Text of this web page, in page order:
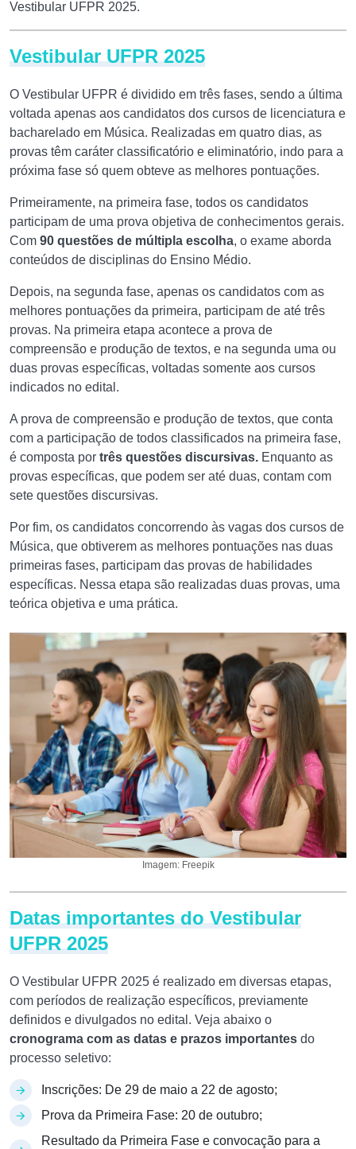
Vestibular UFPR 2025.
Vestibular UFPR 2025
O Vestibular UFPR é dividido em três fases, sendo a última
voltada apenas aos candidatos dos cursos de licenciatura e
bacharelado em Música. Realizadas em quatro dias, as
provas têm caráter classificatório e eliminatório, indo para a
próxima fase só quem obteve as melhores pontuações.
Primeiramente, na primeira fase, todos os candidatos
participam de uma prova objetiva de conhecimentos gerais.
Com 90 questões de múltipla escolha, o exame aborda
conteúdos de disciplinas do Ensino Médio.
Depois, na segunda fase, apenas os candidatos com as
melhores pontuações da primeira, participam de até três
provas. Na primeira etapa acontece a prova de
compreensão e produção de textos, e na segunda uma ou
duas provas específicas, voltadas somente aos cursos
indicados no edital.
A prova de compreensão e produção de textos, que conta
com a participação de todos classificados na primeira fase,
é composta por três questões discursivas. Enquanto as
provas específicas, que podem ser até duas, contam com
sete questões discursivas.
Por fim, os candidatos concorrendo às vagas dos cursos de
Música, que obtiverem as melhores pontuações nas duas
primeiras fases, participam das provas de habilidades
específicas. Nessa etapa são realizadas duas provas, uma
teórica objetiva e uma prática.
Imagem: Freepik
Datas importantes do Vestibular
UFPR 2025
O Vestibular UFPR 2025 é realizado em diversas etapas,
com períodos de realização específicos, previamente
definidos e divulgados no edital. Veja abaixo o
cronograma com as datas e prazos importantes do
processo seletivo:
Inscrições: De 29 de maio a 22 de agosto;
Prova da Primeira Fase: 20 de outubro;
Resultado da Primeira Fase e convocação para a